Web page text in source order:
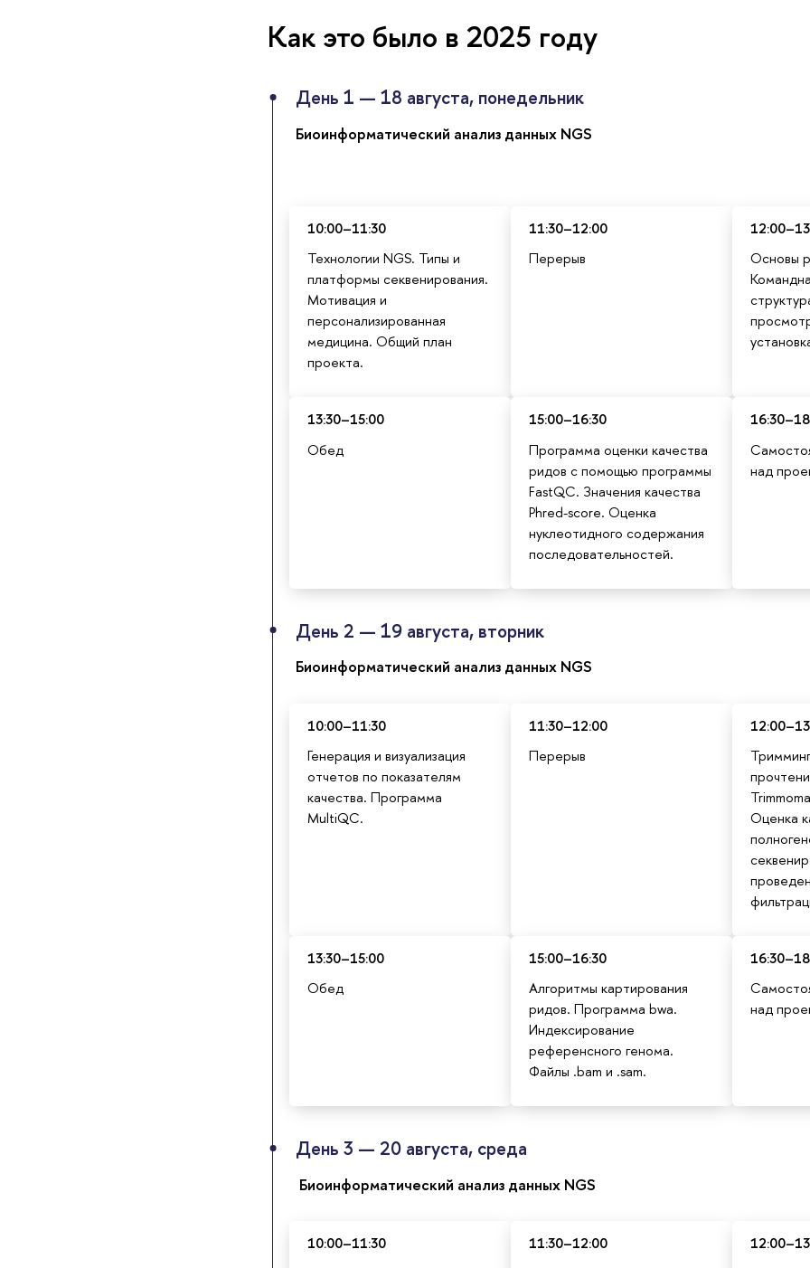
Как это было в 2025 году
День 1 — 18 августа, понедельник
Биоинформатический анализ данных NGS
10:00–11:30
Технологии NGS. Типы и
платформы секвенирования.
Мотивация и
персонализированная
медицина. Общий план
проекта.
11:30–12:00
Перерыв
Основы
13:30–15:00
Обед
15:00–16:30
Программа оценки качества
ридов с помощью программы
FastQC. Значения качества
Phred-score. Оценка
нуклеотидного содержания
последовательностей.
над
День 2 — 19 августа, вторник
Биоинформатический анализ данных NGS
10:00–11:30
Генерация и визуализация
отчетов по показателям
качества. Программа
MultiQC.
11:30–12:00
Перерыв
Оценка
13:30–15:00
Обед
15:00–16:30
Алгоритмы картирования
ридов. Программа bwa.
Индексирование
референсного генома.
Файлы .bam и .sam.
над
День 3 — 20 августа, среда
Биоинформатический анализ данных NGS
10:00–11:30
11:30–12:00